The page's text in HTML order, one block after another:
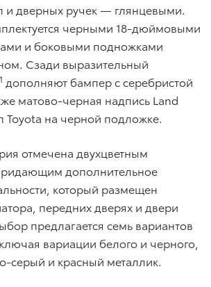
и дверных ручек — глянцевыми.
черными 18-дюймовыми
и боковыми подножками
Сзади выразительный
1 дополняют бампер с серебристой
матово-черная надпись Land
Toyota на черной подложке.
отмечена двухцветным
дополнительное
который размещен
передних дверях и двери
предлагается семь вариантов
вариации белого и черного,
серый и красный металлик.